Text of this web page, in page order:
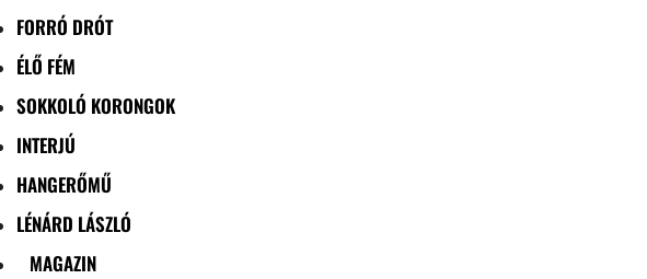
FORRÓ DRÓT
ÉLŐ FÉM
SOKKOLÓ KORONGOK
INTERJÚ
HANGERŐMŰ
LÉNÁRD LÁSZLÓ
MAGAZIN